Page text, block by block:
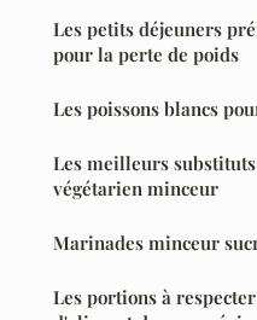
Les petits déjeuners
pour la perte de poids
Les poissons blancs
Les meilleurs
végétarien minceur
Marinades minceur
Les portions à